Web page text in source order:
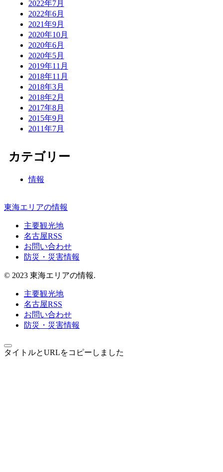
2022年7月
2022年6月
2021年9月
2020年10月
2020年6月
2020年5月
2019年11月
2018年11月
2018年3月
2018年2月
2017年8月
2015年9月
2011年7月
カテゴリー
情報
東海エリアの情報
主要観光地
名古屋RSS
お問い合わせ
防災・災害情報
© 2023 東海エリアの情報.
主要観光地
名古屋RSS
お問い合わせ
防災・災害情報
タイトルとURLをコピーしました